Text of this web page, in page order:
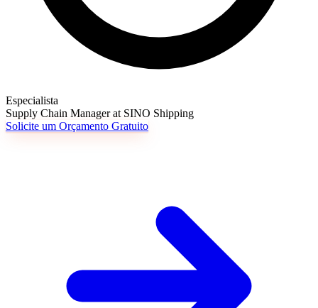
Especialista
Supply Chain Manager at SINO Shipping
Solicite um Orçamento Gratuito